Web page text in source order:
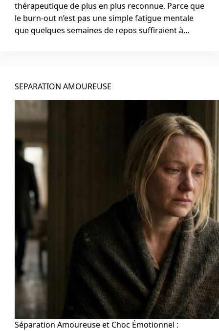
thérapeutique de plus en plus reconnue. Parce que
le burn-out n’est pas une simple fatigue mentale
que quelques semaines de repos suffiraient à…
SEPARATION AMOUREUSE
Séparation Amoureuse et Choc Émotionnel :